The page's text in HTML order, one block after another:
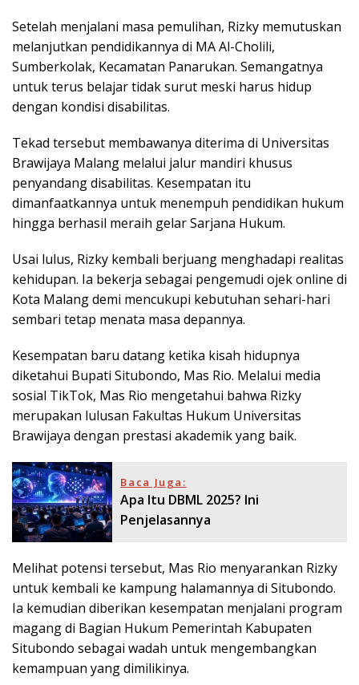
Setelah menjalani masa pemulihan, Rizky memutuskan
melanjutkan pendidikannya di MA Al-Cholili,
Sumberkolak, Kecamatan Panarukan. Semangatnya
untuk terus belajar tidak surut meski harus hidup
dengan kondisi disabilitas.
Tekad tersebut membawanya diterima di Universitas
Brawijaya Malang melalui jalur mandiri khusus
penyandang disabilitas. Kesempatan itu
dimanfaatkannya untuk menempuh pendidikan hukum
hingga berhasil meraih gelar Sarjana Hukum.
Usai lulus, Rizky kembali berjuang menghadapi realitas
kehidupan. Ia bekerja sebagai pengemudi ojek online di
Kota Malang demi mencukupi kebutuhan sehari-hari
sembari tetap menata masa depannya.
Kesempatan baru datang ketika kisah hidupnya
diketahui Bupati Situbondo, Mas Rio. Melalui media
sosial TikTok, Mas Rio mengetahui bahwa Rizky
merupakan lulusan Fakultas Hukum Universitas
Brawijaya dengan prestasi akademik yang baik.
Baca Juga:
Apa Itu DBML 2025? Ini
Penjelasannya
Melihat potensi tersebut, Mas Rio menyarankan Rizky
untuk kembali ke kampung halamannya di Situbondo.
Ia kemudian diberikan kesempatan menjalani program
magang di Bagian Hukum Pemerintah Kabupaten
Situbondo sebagai wadah untuk mengembangkan
kemampuan yang dimilikinya.